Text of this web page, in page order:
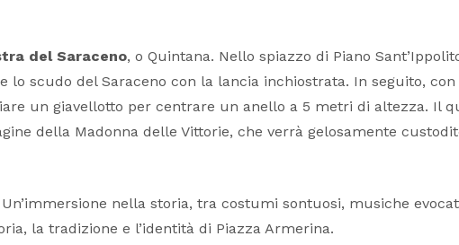
del Saraceno, o Quintana. Nello spiazzo di Piano
lo scudo del Saraceno con la lancia inchiostrata. In seguito,
un giavellotto per centrare un anello a 5 metri di altezza. Il
della Madonna delle Vittorie, che verrà gelosamente
nella storia, tra costumi sontuosi, musiche
la tradizione e l’identità di Piazza Armerina.